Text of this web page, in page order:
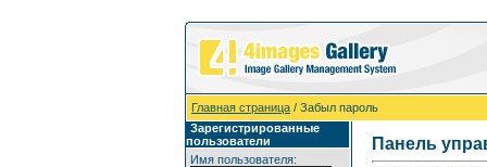
Главная страница / Забыл пароль
Зарегистрированные
пользователи
Имя пользователя:
Панель